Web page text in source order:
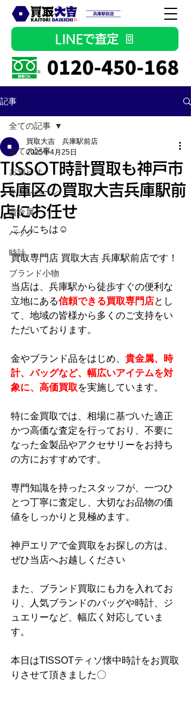
LINEで査定
記事
全ての記事
お知らせ
キャンペーン
貴金属
バッグ
時計
ブランド小物
全ての記事
TISSOT時計買取も神戸市
兵庫区の買取大吉兵庫駅前
店にお任せ
買取大吉 兵庫駅前店
2025年4月25日
こんにちは☺
買取専門店 買取大吉 兵庫駅前店です！
当店は、兵庫駅から徒歩すぐの便利な
立地にある信頼できる買取専門店とし
て、地域の皆様から多くのご支持をい
ただいております。
金やブランド品をはじめ、 貴金属、時
計、バッグなど、幅広いアイテムを対
象に、高価買取を実施しています。
特に金買取では、相場に基づいた適正
かつ高価な査定を行っており、不要に
なった金製品やアクセサリーをお持ち
の方におすすめです。
専門知識を持ったスタッフが、一つひ
とつ丁寧に査定し、大切なお品物の価
値をしっかりと見極めます。
神戸エリアで金買取をお探しの方は、
ぜひ当店へお越しください
また、ブランド買取にも力を入れてお
り、人気ブランドのバッグや時計、ジ
ュエリーなど、幅広く対応していま
す。
本日はTISSOTティソ懐中時計をお買取
りさせて頂きました〇